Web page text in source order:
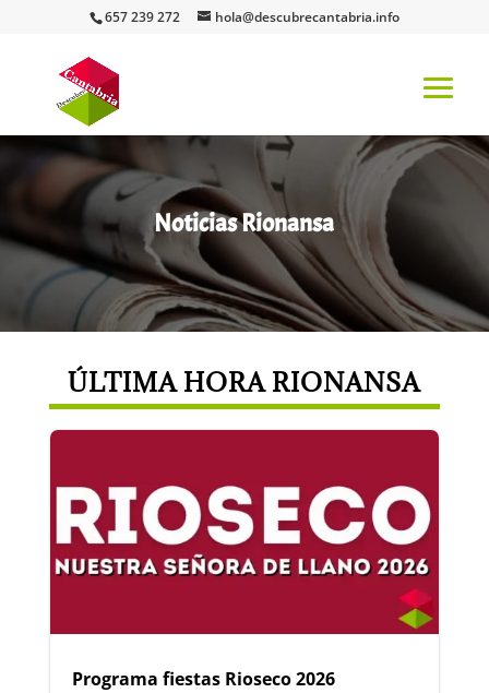
657 239 272 hola@descubrecantabria.info
Noticias Rionansa
ÚLTIMA HORA RIONANSA
Programa fiestas Rioseco 2026